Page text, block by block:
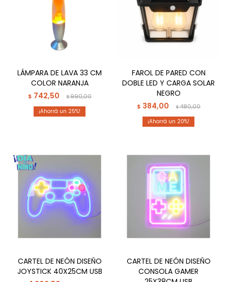
LÁMPARA DE LAVA 33 CM
COLOR NARANJA
$ 742,50 $990,00
25
FAROL DE PARED CON
DOBLE LED Y CARGA SOLAR
NEGRO
$ 384,00 $480,00
20
CARTEL DE NEÓN DISEÑO
JOYSTICK 40X25CM USB
CARTEL DE NEÓN DISEÑO
CONSOLA GAMER